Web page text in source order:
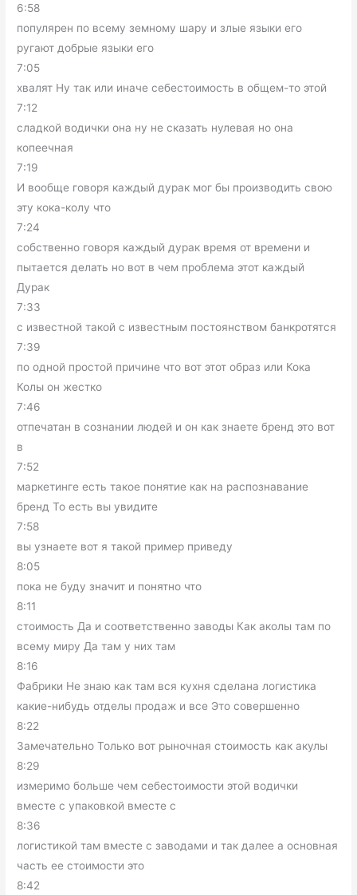
6:58
популярен по всему земному шару и злые языки его
ругают добрые языки его
7:05
хвалят Ну так или иначе себестоимость в общем-то этой
7:12
сладкой водички она ну не сказать нулевая но она
копеечная
7:19
И вообще говоря каждый дурак мог бы производить свою
эту кока-колу что
7:24
собственно говоря каждый дурак время от времени и
пытается делать но вот в чем проблема этот каждый
Дурак
7:33
с известной такой с известным постоянством банкротятся
7:39
по одной простой причине что вот этот образ или Кока
Колы он жестко
7:46
отпечатан в сознании людей и он как знаете бренд это вот
в
7:52
маркетинге есть такое понятие как на распознавание
бренд То есть вы увидите
7:58
вы узнаете вот я такой пример приведу
8:05
пока не буду значит и понятно что
8:11
стоимость Да и соответственно заводы Как аколы там по
всему миру Да там у них там
8:16
Фабрики Не знаю как там вся кухня сделана логистика
какие-нибудь отделы продаж и все Это совершенно
8:22
Замечательно Только вот рыночная стоимость как акулы
8:29
измеримо больше чем себестоимости этой водички
вместе с упаковкой вместе с
8:36
логистикой там вместе с заводами и так далее а основная
часть ее стоимости это
8:42